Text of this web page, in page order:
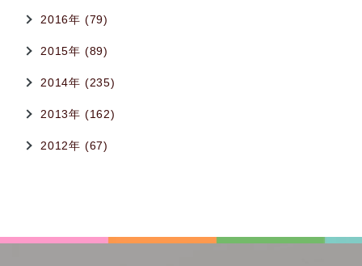
2016年 (79)
2015年 (89)
2014年 (235)
2013年 (162)
2012年 (67)